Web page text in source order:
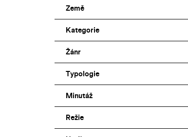
Země
Kategorie
Žánr
Typologie
Minutáž
Režie